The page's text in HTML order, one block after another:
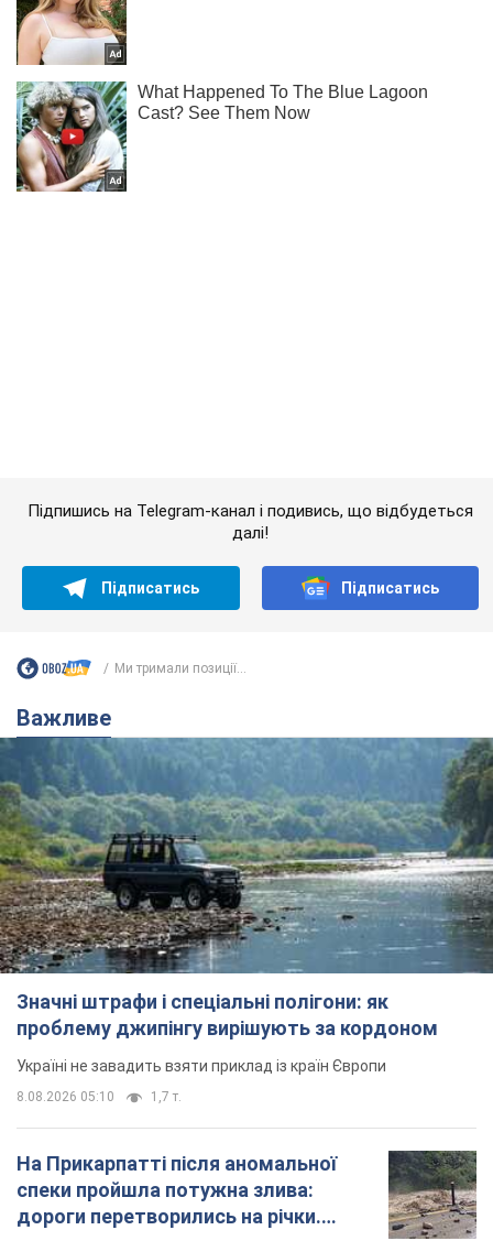
Значні штрафи і спеціальні полігони: як
проблему джипінгу вирішують за кордоном
Україні не завадить взяти приклад із країн Європи
8.08.2026 05:10 1,7 т.
На Прикарпатті після аномальної
спеки пройшла потужна злива:
дороги перетворились на річки.
Відео
Негода накрила Івано-Франківщину та
Жінці нарахували 729 тис. грн боргу
за газ через покази зіпсованого
лічильника: суддя ухвалив
неочікуване рішення
Чи треба платити борг через донарахування
3 часа назад 30,2 т.